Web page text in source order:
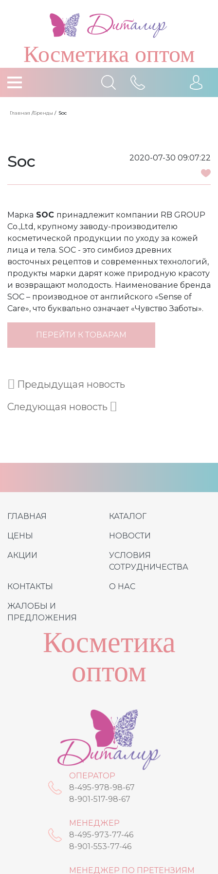
Косметика оптом
Главная /Бренды / Soc
Soc 2020-07-30 09:07:22
Марка SOC принадлежит компании RB GROUP
Co.,Ltd, крупному заводу-производителю
косметической продукции по уходу за кожей
лица и тела. SOC - это симбиоз древних
восточных рецептов и современных технологий,
продукты марки дарят коже природную красоту
и возвращают молодость. Наименование бренда
SOC – производное от английского «Sense of
Care», что буквально означает «Чувство Заботы».
ПЕРЕЙТИ К ТОВАРАМ
Предыдущая новость
Следующая новость
ГЛАВНАЯ КАТАЛОГ
ЦЕНЫ НОВОСТИ
АКЦИИ
УСЛОВИЯ
СОТРУДНИЧЕСТВА
ЖАЛОБЫ И
ПРЕДЛОЖЕНИЯ
КОНТАКТЫ О НАС
Косметика
оптом
ОПЕРАТОР
8-495-978-98-67
8-901-517-98-67
МЕНЕДЖЕР
8-495-973-77-46
8-901-553-77-46
МЕНЕДЖЕР ПО ПРЕТЕНЗИЯМ